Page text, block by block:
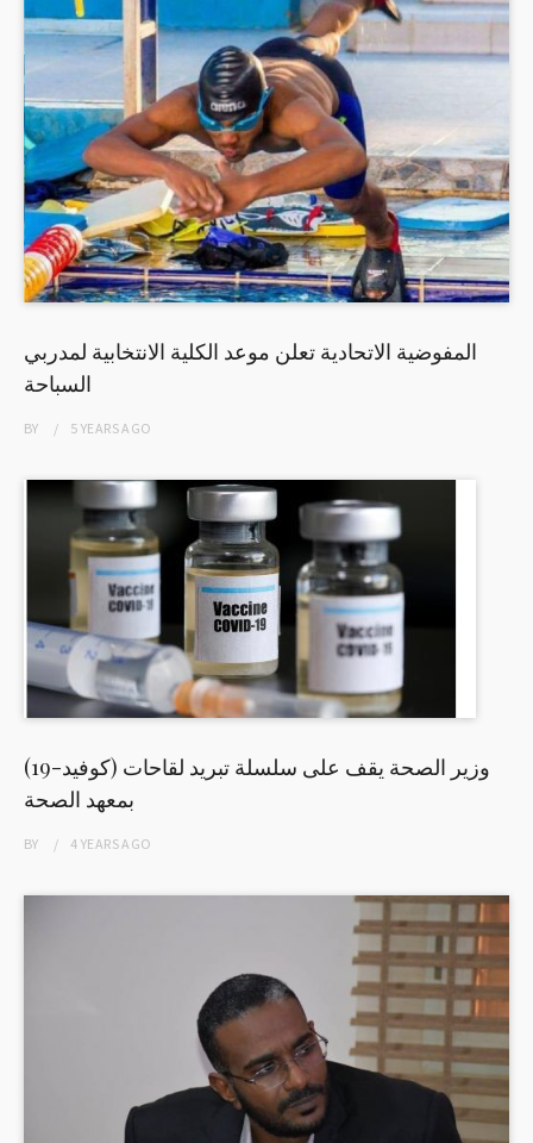
المفوضية الاتحادية تعلن موعد الكلية الانتخابية لمدربي
السباحة
BY 5 YEARSAGO
وزير الصحة يقف على سلسلة تبريد لقاحات (كوفيد-19)
بمعهد الصحة
BY 4 YEARSAGO